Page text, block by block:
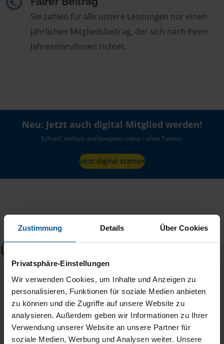
Zustimmung Details Über Cookies
Privatsphäre-Einstellungen
Wir verwenden Cookies, um Inhalte und Anzeigen zu
personalisieren, Funktionen für soziale Medien anbieten
zu können und die Zugriffe auf unsere Website zu
analysieren. Außerdem geben wir Informationen zu Ihrer
Verwendung unserer Website an unsere Partner für
soziale Medien, Werbung und Analysen weiter. Unsere
Sie zahlen für alle unsere Leistungen nur einen
jährlichen Mitgliedsbeitrag, der sich nach Ihren
Jahreseinnahmen richtet.
Neu: Jetzt auch digital Mitglied werden!
Schnell, einfach und komplett online - ohne Termin.
Jetzt digital starten
Über uns